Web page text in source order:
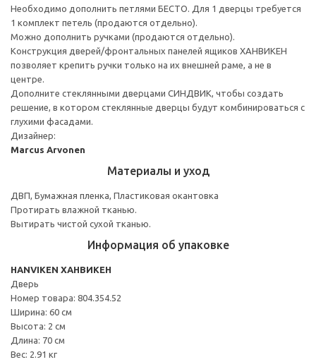
Необходимо дополнить петлями БЕСТО. Для 1 дверцы требуется
1 комплект петель (продаются отдельно).
Можно дополнить ручками (продаются отдельно).
Конструкция дверей/фронтальных панелей ящиков ХАНВИКЕН
позволяет крепить ручки только на их внешней раме, а не в
центре.
Дополните стеклянными дверцами СИНДВИК, чтобы создать
решение, в котором стеклянные дверцы будут комбинироваться с
глухими фасадами.
Дизайнер:
Marcus Arvonen
Материалы и уход
ДВП, Бумажная пленка, Пластиковая окантовка
Протирать влажной тканью.
Вытирать чистой сухой тканью.
Информация об упаковке
HANVIKEN ХАНВИКЕН
Дверь
Номер товара: 804.354.52
Ширина: 60 см
Высота: 2 см
Длина: 70 см
Вес: 2.91 кг